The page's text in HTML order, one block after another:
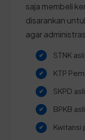
saja membeli
disarankan
agar
STNK asli
KTP
SKPD asli
BPKB
Kwitansi